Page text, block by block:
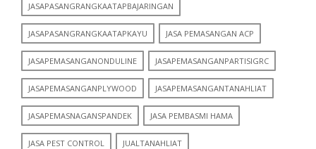
JASAPASANGRANGKAATAPBAJARINGAN
JASAPASANGRANGKAATAPKAYU JASA PEMASANGAN ACP
JASAPEMASANGANONDULINE JASAPEMASANGANPARTISIGRC
JASAPEMASANGANPLYWOOD JASAPEMASANGANTANAHLIAT
JASAPEMASNAGANSPANDEK JASA PEMBASMI HAMA
JASA PEST CONTROL JUALTANAHLIAT